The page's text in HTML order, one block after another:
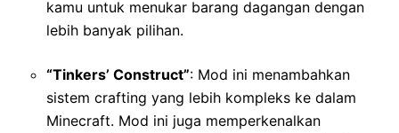
kamu untuk menukar barang dagangan dengan
lebih banyak pilihan.
“Tinkers’ Construct”: Mod ini menambahkan
sistem crafting yang lebih kompleks ke dalam
Minecraft. Mod ini juga memperkenalkan